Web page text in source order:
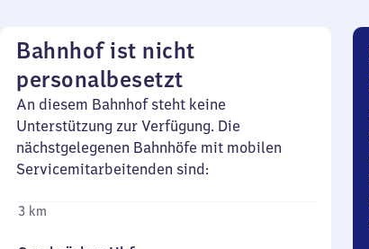
Bahnhof ist nicht
personalbesetzt
An diesem Bahnhof steht keine
Unterstützung zur Verfügung. Die
nächstgelegenen Bahnhöfe mit mobilen
Servicemitarbeitenden sind:
3 km